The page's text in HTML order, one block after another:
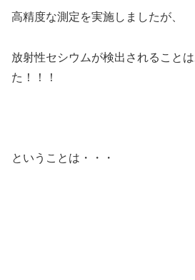
高精度な測定を実施しましたが、
放射性セシウムが検出されること
た！！！
ということは・・・